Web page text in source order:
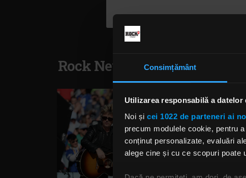
Consimțământ
Utilizarea responsabilă a datelor
Noi și cei 1022 de parteneri ai
precum modulele cookie, pentru
conținut personalizate, evaluări
alege cine și cu ce scopuri poate
Rock News